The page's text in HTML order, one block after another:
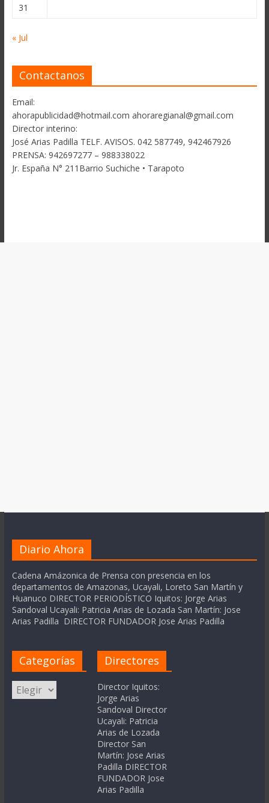
31
« Jul
Contactanos
Email:
ahorapublicidad@hotmail.com ahoraregianal@gmail.com
Director interino:
José Arias Padilla TELF. AVISOS. 042 587749, 942467926
PRENSA: 942697277 – 988338022
Jr. España N° 211Barrio Suchiche • Tarapoto
Diario Ahora
Cadena Amázonica de Prensa con presencia en los
departamentos de Amazonas, Ucayali, Loreto San Martín y
Huanuco DIRECTOR PERIODÍSTICO Iquitos: Jorge Arias
Sandoval Ucayali: Patricia Arias de Lozada San Martín: Jose
Arias Padilla DIRECTOR FUNDADOR Jose Arias Padilla
Categorías
Categorías
Directores
Director Iquitos:
Jorge Arias
Sandoval Director
Ucayali: Patricia
Arias de Lozada
Director San
Martín: Jose Arias
Padilla DIRECTOR
FUNDADOR Jose
Arias Padilla